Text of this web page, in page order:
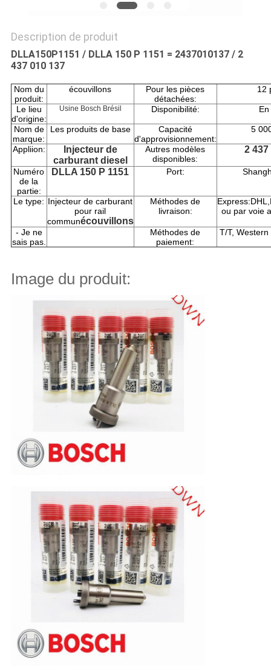
Description de produit
DLLA150P1151 / DLLA 150 P 1151 = 2437010137 / 2
437 010 137
Nom du
produit:
écouvillons
Pour les pièces
détachées:
12
Le lieu
d'origine:
Usine Bosch Brésil Disponibilité:
Nom de
marque:
Les produits de base
Capacité
d'approvisionnement:
5
Appliion:
Injecteur de
carburant diesel
Autres modèles
disponibles:
2 437
Numéro
de la
partie:
DLLA 150 P 1151 Port:
Le type: Injecteur de carburant
pour rail
communécouvillons
Méthodes de
livraison:
ou par voie
- Je ne
sais pas.
Méthodes de
paiement:
T/T,
Image du produit: